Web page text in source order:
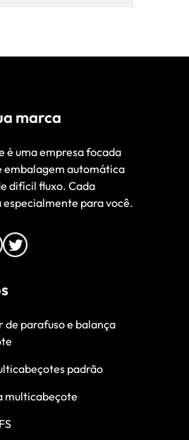
marca
é uma empresa focada
embalagem automática
difícil fluxo. Cada
especialmente para você.
parafuso e balança
padrão
multicabeçote